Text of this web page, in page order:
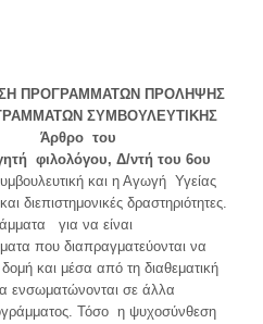
ΠΡΟΓΡΑΜΜΑΤΩΝ ΠΡΟΛΗΨΗΣ
ΣΥΜΒΟΥΛΕΥΤΙΚΗΣ
του
φιλολόγου, Δ/ντή του 6ου
και η Αγωγή Υγείας
διεπιστημονικές δραστηριότητες.
για να είναι
που διαπραγματεύονται να
δομή και μέσα από τη διαθεματική
ενσωματώνονται σε άλλα
Τόσο η ψυχοσύνθεση